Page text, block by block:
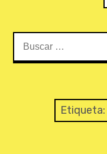
O PROJETO
Etiqueta: